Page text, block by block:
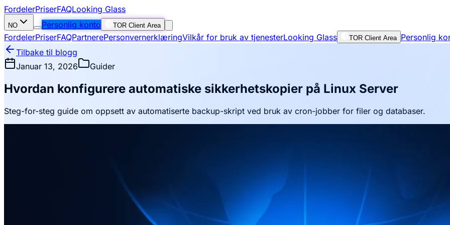
FordelerPriserFAQLooking Glass
NO Personlig konto TOR Client Area
FordelerPriserFAQPartnerePersonvernerklæringVilkår for bruk av tjenesterLooking Glass TOR Client Area Personlig
Tilbake til blogg
Januar 13, 2026
Guider
Hvordan konfigurere automatiske sikkerhetskopier på Linux Server
Steg-for-steg guide om oppsett av automatiserte backup-skript ved bruk av cron-jobber for filer og databaser.